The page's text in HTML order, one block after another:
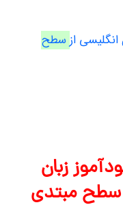
از سطح
زبان
سطح مبتدی